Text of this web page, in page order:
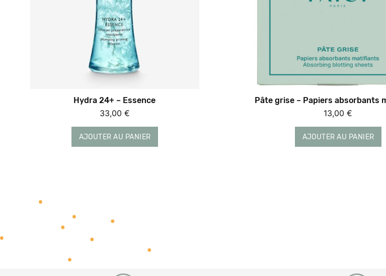
Hydra 24+ – Essence
33,00 €
AJOUTER AU PANIER
Pâte grise – Papiers absorbants
13,00€
AJOUTER AU PANIER